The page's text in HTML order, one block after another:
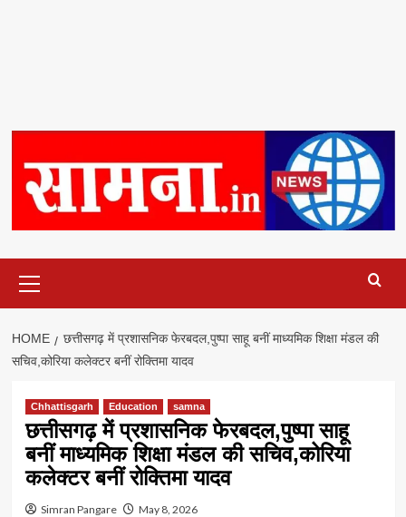
Menu
HOME
छत्तीसगढ़ में प्रशासनिक फेरबदल,पुष्पा साहू बनीं माध्यमिक शिक्षा मंडल की
सचिव,कोरिया कलेक्टर बनीं रोक्तिमा यादव
Chhattisgarh Education samna
छत्तीसगढ़ में प्रशासनिक फेरबदल,पुष्पा साहू
बनीं माध्यमिक शिक्षा मंडल की सचिव,कोरिया
कलेक्टर बनीं रोक्तिमा यादव
Simran Pangare May 8, 2026